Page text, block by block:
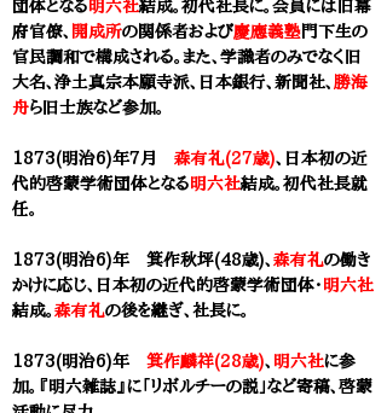
団体となる 明六社結成。初代社長に。会員には旧幕
府官僚、 開成所の関係者および慶應義塾門下生の
官民調和で構成される。また、学識者のみでなく旧
大名、浄土真宗本願寺派、日本銀行、新聞社、 勝海
舟ら旧士族など参加。
1873(明治6)年7月 森有礼(27歳)、日本初の近
代的啓蒙学術団体となる 明六社結成。初代社長就
任。
1873(明治6)年 箕作秋坪(48歳)、 森有礼の働き
かけに応じ、日本初の近代的啓蒙学術団体・ 明六社
結成。 森有礼の後を継ぎ、社長に。
1873(明治6)年 箕作麟祥(28歳)、 明六社に参
加。『明六雑誌』に「リボルチーの説」など寄稿、啓蒙